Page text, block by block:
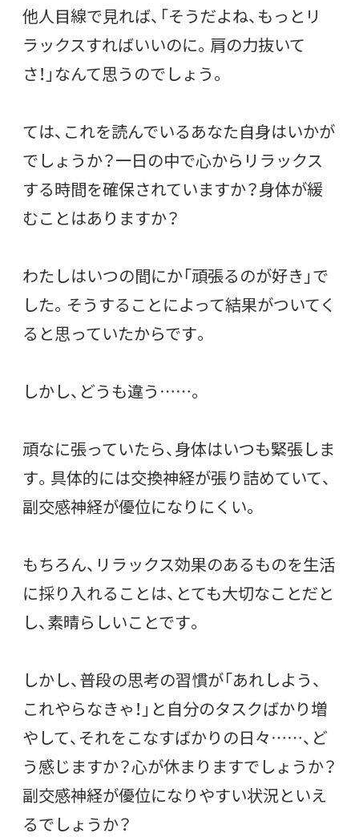
他人目線で見れば、「そうだよね、もっとリ
ラックスすればいいのに。肩の力抜いて
さ！」なんて思うのでしょう。
ては、これを読んでいるあなた自身はいかが
でしょうか？一日の中で心からリラックス
する時間を確保されていますか？身体が緩
むことはありますか？
わたしはいつの間にか「頑張るのが好き」で
した。そうすることによって結果がついてく
ると思っていたからです。
しかし、どうも違う……。
頑なに張っていたら、身体はいつも緊張しま
す。具体的には交換神経が張り詰めていて、
副交感神経が優位になりにくい。
もちろん、リラックス効果のあるものを生活
に採り入れることは、とても大切なことだと
し、素晴らしいことです。
しかし、普段の思考の習慣が「あれしよう、
これやらなきゃ！」と自分のタスクばかり増
やして、それをこなすばかりの日々……、ど
う感じますか？心が休まりますでしょうか？
副交感神経が優位になりやすい状況といえ
るでしょうか？